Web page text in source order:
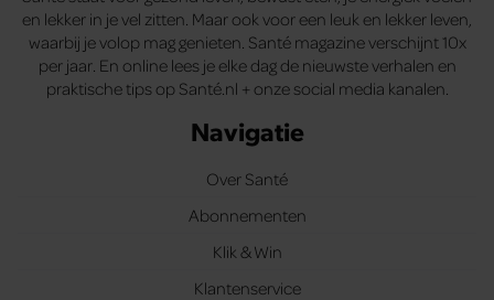
en lekker in je vel zitten. Maar ook voor een leuk en lekker leven,
waarbij je volop mag genieten. Santé magazine verschijnt 10x
per jaar. En online lees je elke dag de nieuwste verhalen en
praktische tips op Santé.nl + onze social media kanalen.
Navigatie
Over Santé
Abonnementen
Klik & Win
Klantenservice